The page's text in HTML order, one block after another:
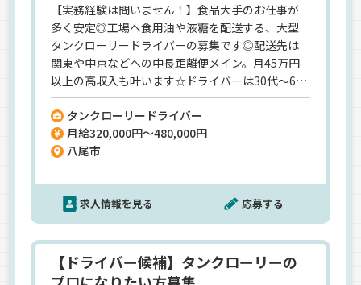
【実務経験は問いません！】食品大手のお仕事が
多く安定◎工場へ食用油や液糖を配送する、大型
タンクローリードライバーの募集です◎配送先は
関東や中京などへの中長距離便メイン。月45万円
以上の高収入も叶います☆ドライバーは30代～60
代の幅広い世代が活躍中◎未経験入社が約50%の
当社では、入社後研修の手厚さが自慢★当社の未
来を担ってくれるトラックドライバーとして基本
からしっかり教えます♪先輩運転手も、面倒見が
いね＾＾《ウレシイ安全表彰》毎年「無事故」
「無違反」ドライバーには手当を支給☆前回の無
違反ボーナスは、トラック運転手の85%が獲得し
ました◎トラックは平均年4台が新車に☆「ドライ
バーとして稼ぎたいけど経験がなくて不安」「若
手から第一線で活躍したい」そんな方にピッタリ
タンクローリードライバー
月給320,000円～480,000円
八尾市
求人情報を見る 応募する
【ドライバー候補】タンクローリーの